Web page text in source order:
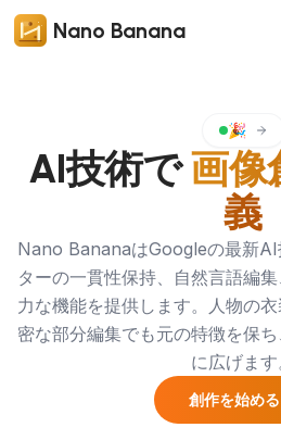
Nano Banana
🎉
AI技術で 画像
義
Nano BananaはGoogleの最新AI
ターの一貫性保持、自然言語編
力な機能を提供します。人物の
密な部分編集でも元の特徴を保
に広げます
創作を始める